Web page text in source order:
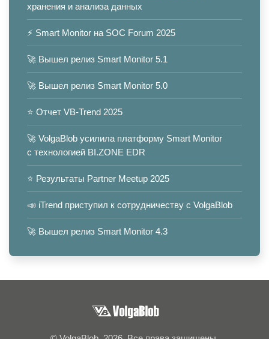
хранения и анализа данных
⚡️ Smart Monitor на SOC Forum 2025
🚀 Вышел релиз Smart Monitor 5.1
🚀 Вышел релиз Smart Monitor 5.0
⭐️ Отчет VB-Trend 2025
🚀 VolgaBlob усилила платформу Smart Monitor
с технологией BI.ZONE EDR
⭐️ Результаты Partner Meetup 2025
📣 iTrend приступил к сотрудничеству с VolgaBlob
🚀 Вышел релиз Smart Monitor 4.3